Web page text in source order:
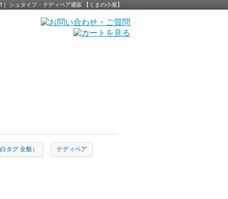
シュタイフ・テディベア通販 【くまの小屋】
タグ 全般） テディベア